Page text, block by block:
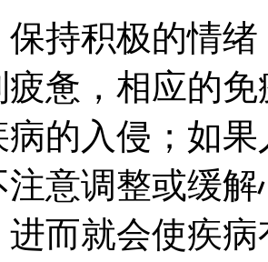
积极的情绪
疲惫，相应的
病的入侵；如
注意调整或缓
进而就会使疾